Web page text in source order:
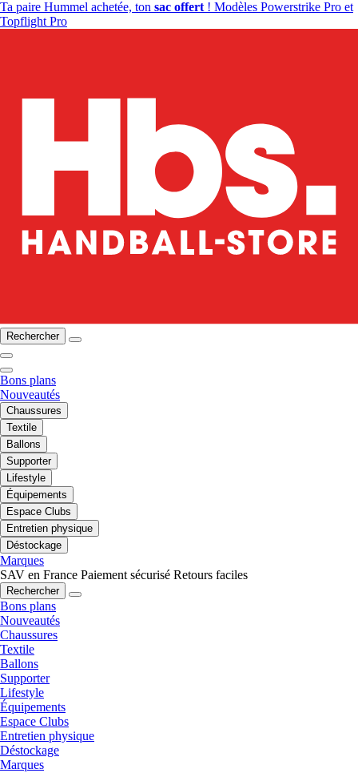
Ta paire Hummel achetée, ton sac offert ! Modèles Powerstrike Pro et
Topflight Pro
Rechercher
Bons plans
Nouveautés
Chaussures
Textile
Ballons
Supporter
Lifestyle
Équipements
Espace Clubs
Entretien physique
Déstockage
Marques
SAV en France Paiement sécurisé Retours faciles
Rechercher
Bons plans
Nouveautés
Chaussures
Textile
Ballons
Supporter
Lifestyle
Équipements
Espace Clubs
Entretien physique
Déstockage
Marques